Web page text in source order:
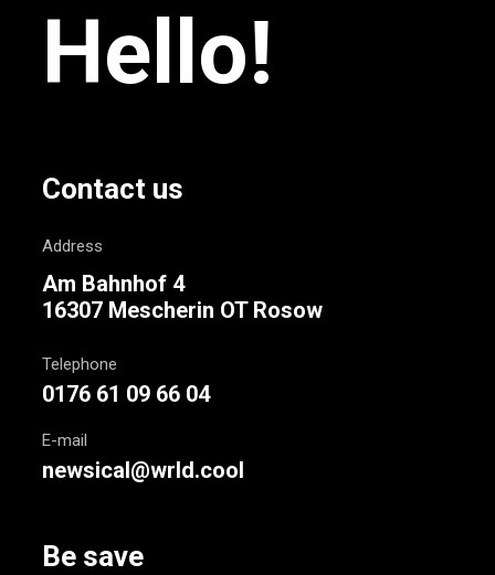
Hello!
Contact us
Address
Am Bahnhof 4
16307 Mescherin OT Rosow
Telephone
0176 61 09 66 04
E-mail
newsical@wrld.cool
Be save